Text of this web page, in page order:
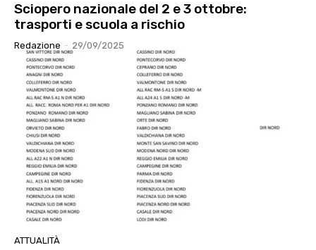
Sciopero nazionale del 2 e 3 ottobre:
trasporti e scuola a rischio
Redazione - 29/09/2025
ATTUALITÀ